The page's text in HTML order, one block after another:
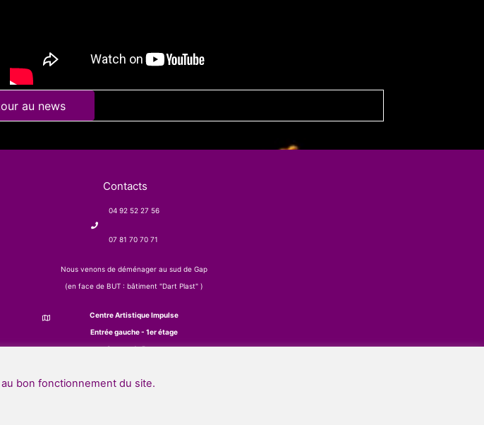
au news
Contacts
04 92 52 27 56
07 81 70 70 71
Nous venons de déménager au sud de Gap
(en face de BUT : bâtiment "Dart Plast" )
Centre Artistique Impulse
Entrée gauche - 1er étage
2 route de Patac
bon fonctionnement du site.